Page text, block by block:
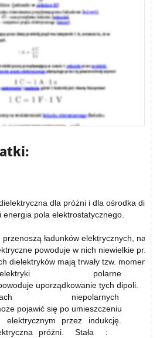
dla próżni i dla ośrodka
pola elektrostatycznego.
przenoszą ładunków elektrycznych,
powoduje w nich niewielkie
dielektryków mają trwały tzw. moment
polarne
uporządkowanie tych dipoli.
niepolarnych
pojawić się po umieszczeniu
przez indukcję.
próżni. Stała :